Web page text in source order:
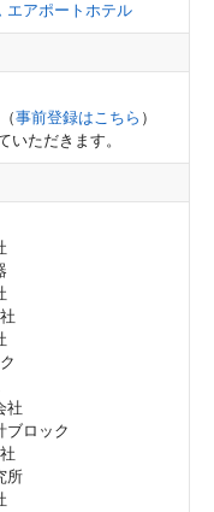
エアポートホテル
事前登録はこちら ）
いただきます。
社
ブロック
所